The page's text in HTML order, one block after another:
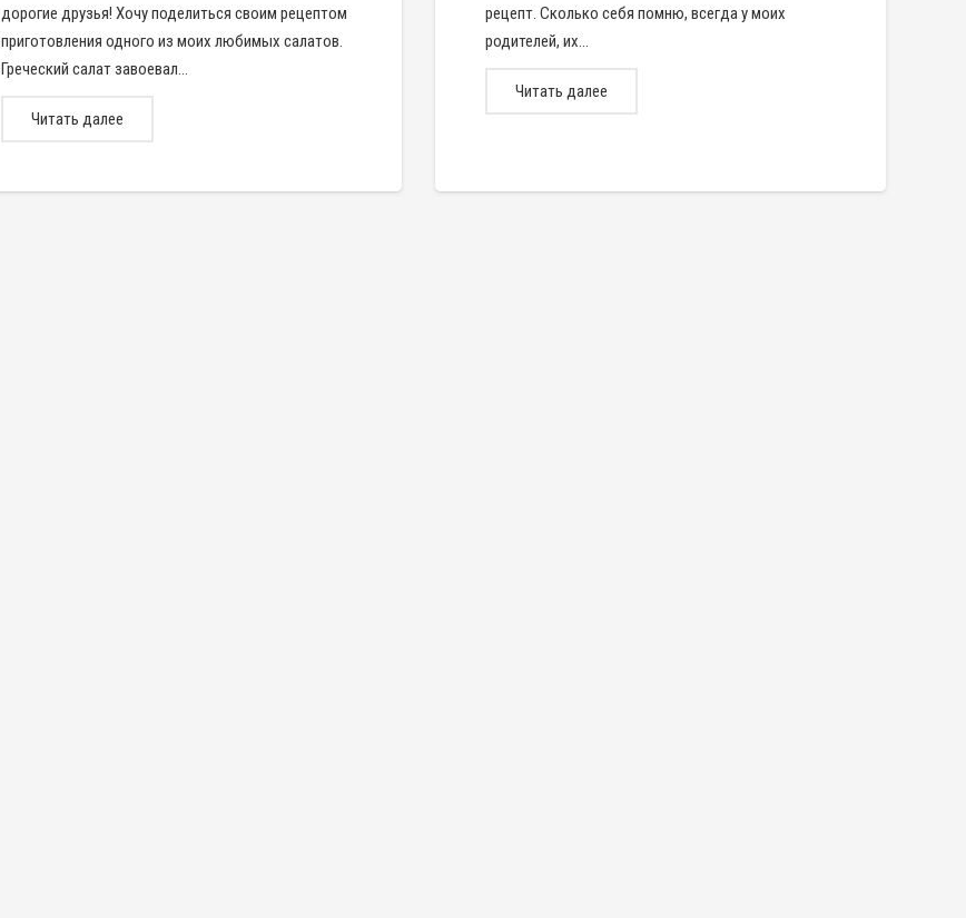
дорогие друзья! Хочу поделиться своим рецептом
приготовления одного из моих любимых салатов.
Греческий салат завоевал…
Читать далее
рецепт. Сколько себя помню, всегда у моих
родителей, их…
Читать далее